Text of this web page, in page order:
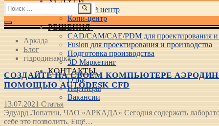
Учебный центр
Копи-центр
РЕШЕНИЯ
CAD/CAM/CAE/PDM для проектирования и
Fusion для проектирования и производства
Подготовка производства
3D Маркетинг
КОНТАКТЫ
О нас
Партнеры
Вакансии
Найти:
Аркада
Блог
гідродинаміка
СОЗДАЙТЕ НА СВОЕМ КОМПЬЮТЕРЕ
ПОМОЩЬЮ AUTODESK CFD
13.07.2021 Статья
Эдуард Лопатин, ЧАО «АРКАДА» Сегодня содержать
себе это позволить. Ещё…